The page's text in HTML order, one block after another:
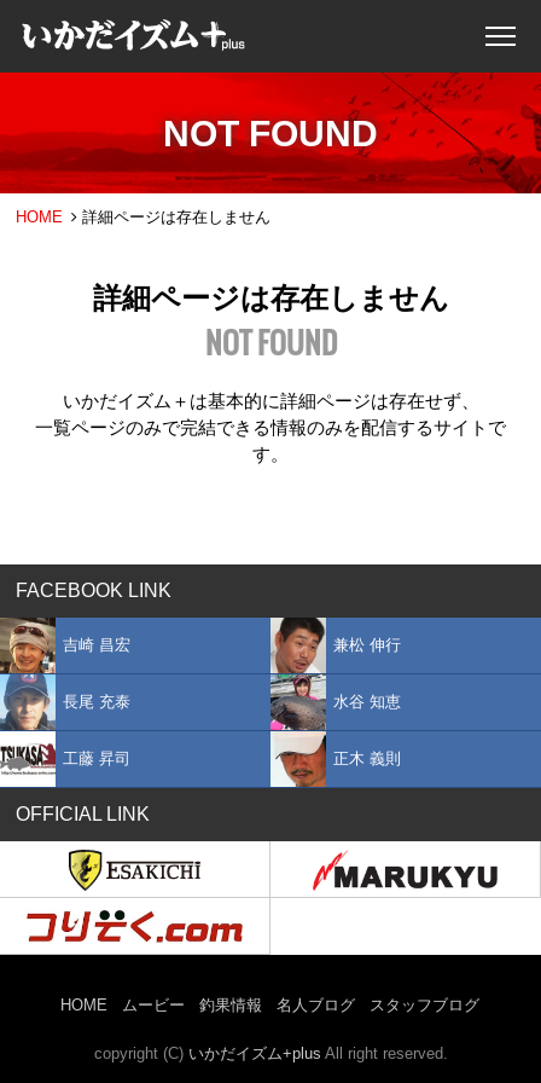
NOT FOUND
HOME 詳細ページは存在しません
詳細ページは存在しません
NOT FOUND
いかだイズム＋は基本的に詳細ページは存在せず、
一覧ページのみで完結できる情報のみを配信するサイトで
す。
FACEBOOK LINK
吉崎 昌宏 兼松 伸行
長尾 充泰 水谷 知恵
工藤 昇司 正木 義則
OFFICIAL LINK
HOME ムービー 釣果情報 名人ブログ スタッフブログ
copyright (C) いかだイズム+plus All right reserved.